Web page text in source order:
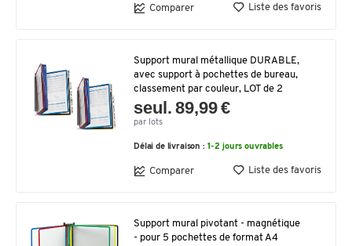
Comparer Liste des favoris
Support mural métallique DURABLE,
avec support à pochettes de bureau,
classement par couleur, LOT de 2
seul. 89,99 €
par lots
Délai de livraison : 1-2 jours ouvrables
Comparer Liste des favoris
Support mural pivotant - magnétique
- pour 5 pochettes de format A4